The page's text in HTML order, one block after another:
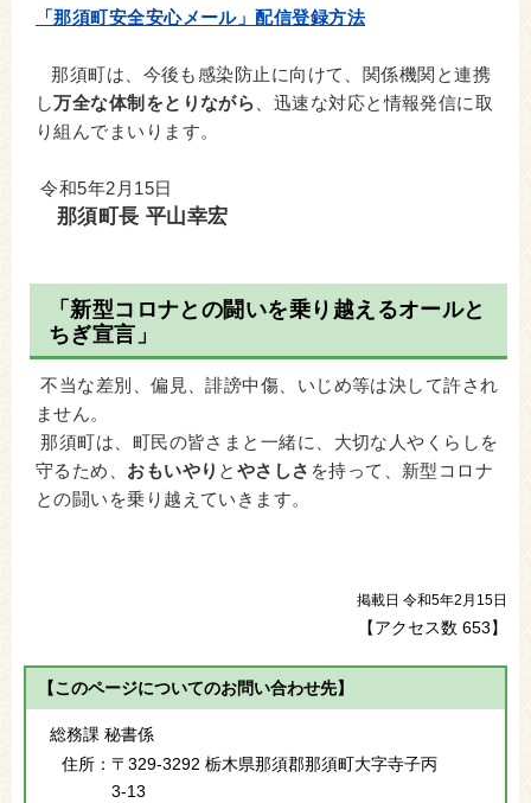
「那須町安全安心メール」配信登録方法
那須町は、今後も感染防止に向けて、関係機関と連携
し万全な体制をとりながら 、迅速な対応と情報発信に取
り組んでまいります。
令和5年2月15日
那須町長 平山幸宏
「新型コロナとの闘いを乗り越えるオールと
ちぎ宣言」
不当な差別、偏見、誹謗中傷、いじめ等は決して許され
ません。
那須町は、町民の皆さまと一緒に、大切な人やくらしを
守るため、 おもいやり と やさしさ を持って、新型コロナ
との闘いを乗り越えていきます。
掲載日 令和5年2月15日
【アクセス数 653】
【このページについてのお問い合わせ先】
総務課 秘書係
住所： 〒329-3292 栃木県那須郡那須町大字寺子丙
3-13